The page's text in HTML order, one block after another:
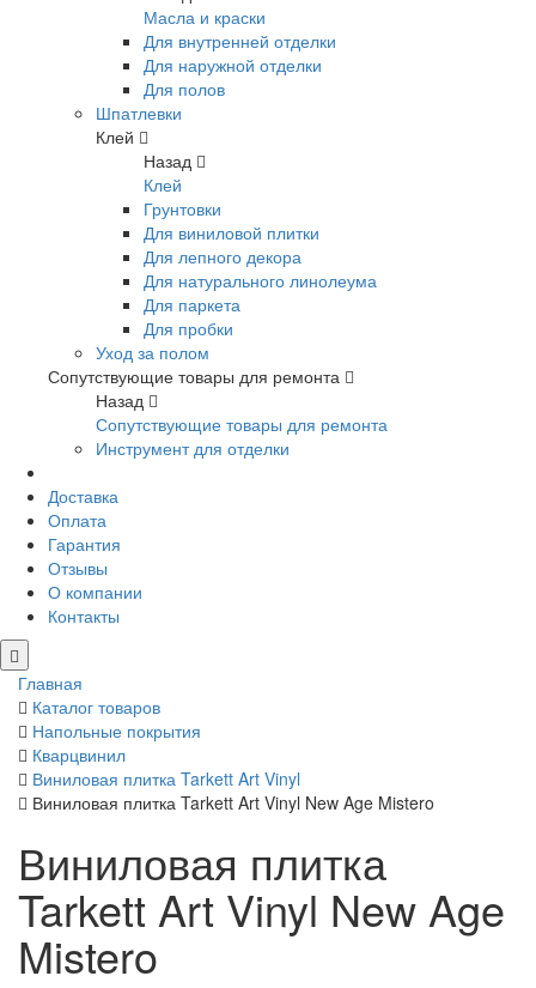
Масла и краски
Для внутренней отделки
Для наружной отделки
Для полов
Шпатлевки
Клей
Назад
Клей
Грунтовки
Для виниловой плитки
Для лепного декора
Для натурального линолеума
Для паркета
Для пробки
Уход за полом
Сопутствующие товары для ремонта
Назад
Сопутствующие товары для ремонта
Инструмент для отделки
Доставка
Оплата
Гарантия
Отзывы
О компании
Контакты
Главная
Каталог товаров
Напольные покрытия
Кварцвинил
Виниловая плитка Tarkett Art Vinyl
Виниловая плитка Tarkett Art Vinyl New Age Mistero
Виниловая плитка
Tarkett Art Vinyl New Age
Mistero